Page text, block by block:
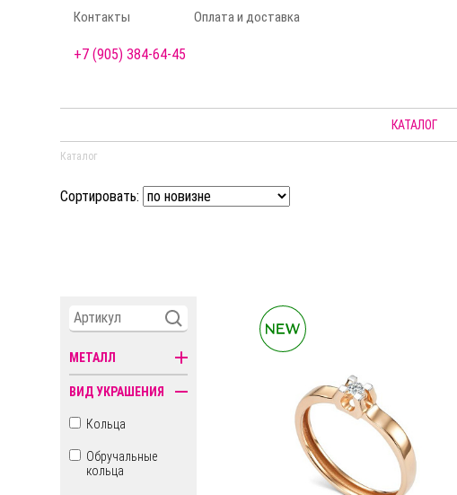
Контакты Оплата и доставка
+7 (905) 384-64-45
КАТАЛОГ
Каталог
Сортировать:
МЕТАЛЛ
ВИД УКРАШЕНИЯ
Кольца
Обручальные
кольца